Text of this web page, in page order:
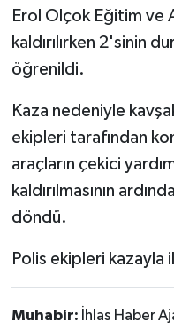
Erol Olçok Eğitim ve
kaldırılırken 2'sinin
öğrenildi.
Kaza nedeniyle
ekipleri tarafından
araçların çekici
kaldırılmasının
döndü.
Polis ekipleri kazayla
Muhabir: İhlas Haber